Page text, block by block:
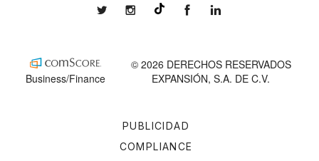
PUBLICIDAD
COMPLIANCE
expansionmxexpansionmx ExpansionMex
Business/Finance
© 2026 DERECHOS RESERVADOS
EXPANSIÓN, S.A. DE C.V.